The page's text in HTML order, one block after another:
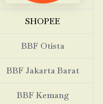
SHOPEE
BBF Otista
BBF Jakarta Barat
BBF Kemang